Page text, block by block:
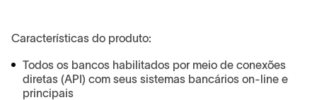
Características do produto:
Todos os bancos habilitados por meio de conexões
diretas (API) com seus sistemas bancários on-line e
principais